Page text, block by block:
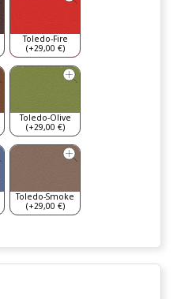
Toledo-Fire
(+29,00 €)
Toledo-Olive
(+29,00 €)
Toledo-Smoke
(+29,00 €)